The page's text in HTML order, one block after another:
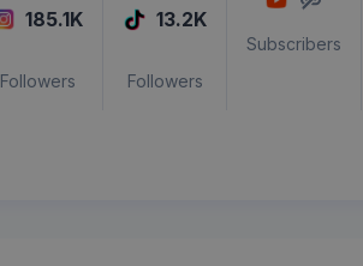
185.1K
Followers
13.2K
Followers
Subscribers